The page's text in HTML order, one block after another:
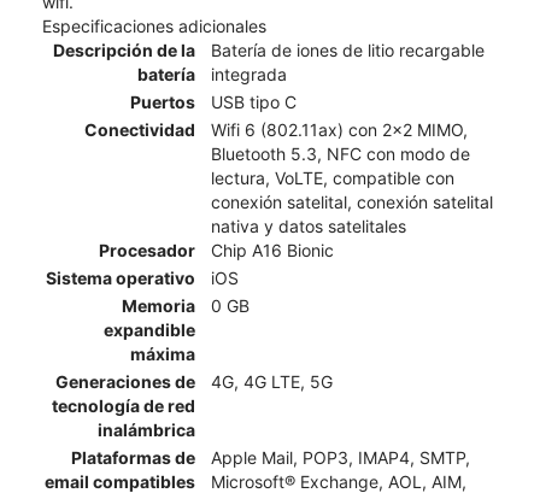
Especificaciones adicionales
Descripción de la
batería
Batería de iones de litio recargable
integrada
Puertos
USB tipo C
Conectividad
Wifi 6 (802.11ax) con 2x2 MIMO,
Bluetooth 5.3, NFC con modo de
lectura, VoLTE, compatible con
conexión satelital, conexión satelital
nativa y datos satelitales
Procesador
Chip A16 Bionic
Sistema operativo
iOS
Memoria
expandible
máxima
0 GB
Generaciones de
tecnología de red
inalámbrica
4G, 4G LTE, 5G
Plataformas de
email compatibles
Apple Mail, POP3, IMAP4, SMTP,
Microsoft® Exchange, AOL, AIM,